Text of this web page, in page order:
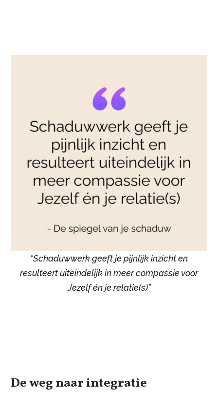
“Schaduwwerk geeft je pijnlijk inzicht en
resulteert uiteindelijk in meer compassie voor
Jezelf én je relatie(s)”
De weg naar integratie